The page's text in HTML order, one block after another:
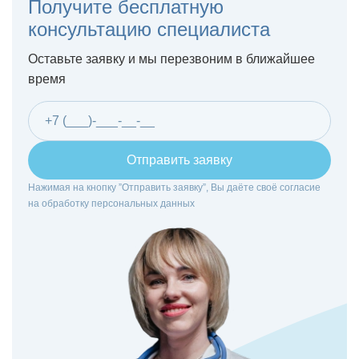
Получите бесплатную
консультацию специалиста
Оставьте заявку и мы перезвоним в ближайшее
время
Отправить заявку
Нажимая на кнопку ”Отправить заявку”, Вы даёте своё согласие
на обработку персональных данных